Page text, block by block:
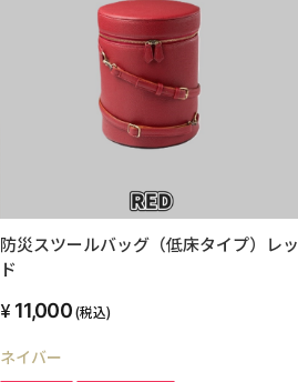
防災スツールバッグ（低床タイプ）レッ
ド
11,000(税込)
ネイバー